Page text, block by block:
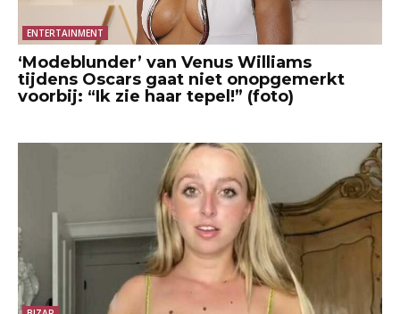
ENTERTAINMENT
‘Modeblunder’ van Venus Williams
tijdens Oscars gaat niet onopgemerkt
voorbij: “Ik zie haar tepel!” (foto)